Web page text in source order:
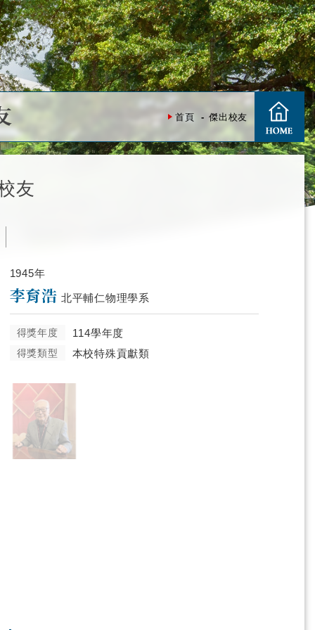
首頁 傑出校友
友
1945年
李育浩 北平輔仁物理學系
得獎年度 114學年度
得獎類型 本校特殊貢獻類